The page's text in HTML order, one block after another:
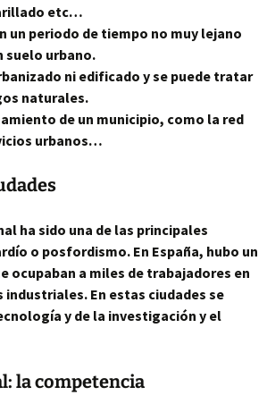
etc…
un periodo de tiempo no muy lejano
suelo urbano.
ni edificado y se puede tratar
naturales.
de un municipio, como la red
urbanos…
ha sido una de las principales
o posfordismo. En España, hubo un
ocupaban a miles de trabajadores en
En estas ciudades se
y de la investigación y el
la competencia